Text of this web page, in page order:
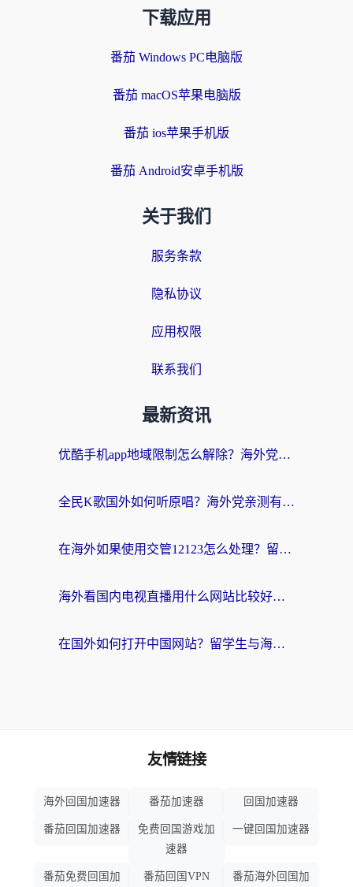
下载应用
番茄 Windows PC电脑版
番茄 macOS苹果电脑版
番茄 ios苹果手机版
番茄 Android安卓手机版
关于我们
服务条款
隐私协议
应用权限
联系我们
最新资讯
优酷手机app地域限制怎么解除？海外党亲测有效的追剧方案
全民K歌国外如何听原唱？海外党亲测有效的回国加速器选择指南
在海外如果使用交管12123怎么处理？留学生亲测有效的回国加速方案
海外看国内电视直播用什么网站比较好？一篇解决你所有追剧难题的实用指南
在国外如何打开中国网站？留学生与海外华人的无缝访问指南
友情链接
海外回国加速器 番茄加速器 回国加速器
番茄回国加速器
免费回国游戏加
速器
一键回国加速器
番茄免费回国加 番茄回国VPN 番茄海外回国加